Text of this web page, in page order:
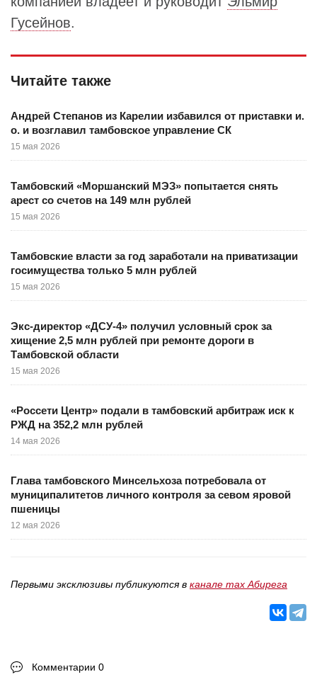
Гусейнов.
Читайте также
Андрей Степанов из Карелии избавился от приставки и.
о. и возглавил тамбовское управление СК
15 мая 2026
Тамбовский «Моршанский МЭЗ» попытается снять
арест со счетов на 149 млн рублей
15 мая 2026
Тамбовские власти за год заработали на приватизации
госимущества только 5 млн рублей
15 мая 2026
Экс-директор «ДСУ-4» получил условный срок за
хищение 2,5 млн рублей при ремонте дороги в
Тамбовской области
15 мая 2026
«Россети Центр» подали в тамбовский арбитраж иск к
РЖД на 352,2 млн рублей
14 мая 2026
Глава тамбовского Минсельхоза потребовала от
муниципалитетов личного контроля за севом яровой
пшеницы
12 мая 2026
Первыми эксклюзивы публикуются в канале max Абирега
Комментарии 0